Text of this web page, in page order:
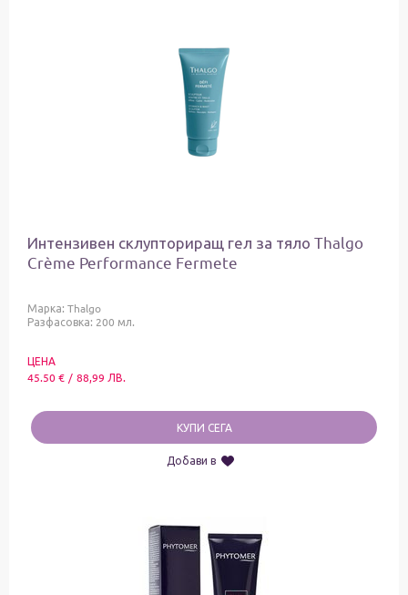
Интензивен склупториращ гел за тяло Thalgo
Crème Performance Fermete
Марка: Thalgo
Разфасовка: 200 мл.
ЦЕНА
45.50€ / 88,99 ЛВ.
КУПИ СЕГА
Добави в